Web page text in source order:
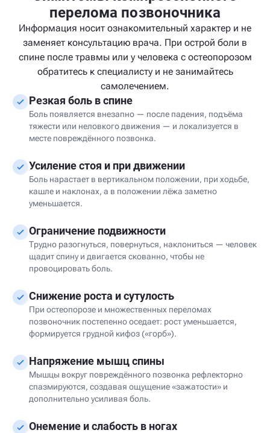
перелома позвоночника
Информация носит ознакомительный характер и не
заменяет консультацию врача. При острой боли в
спине после травмы или у человека с остеопорозом
обратитесь к специалисту и не занимайтесь
самолечением.
Резкая боль в спине
Боль появляется внезапно — после падения, подъёма
тяжести или неловкого движения — и локализуется в
месте повреждённого позвонка.
Усиление стоя и при движении
Боль нарастает в вертикальном положении, при ходьбе,
кашле и наклонах, а в положении лёжа заметно
уменьшается.
Ограничение подвижности
Трудно разогнуться, повернуться, наклониться — человек
щадит спину и двигается скованно, чтобы не
провоцировать боль.
Снижение роста и сутулость
При остеопорозе и множественных переломах
позвоночник постепенно оседает: рост уменьшается,
формируется грудной кифоз («горб»).
Напряжение мышц спины
Мышцы вокруг повреждённого позвонка рефлекторно
спазмируются, создавая ощущение «зажатости» и
дополнительно усиливая боль.
Онемение и слабость в ногах